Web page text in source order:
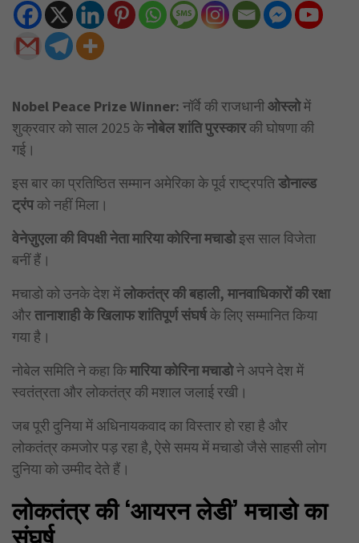
Nobel Peace Prize Winner: नॉर्वे की राजधानीओस्लोमें
शुक्रवार को साल 2025 केनोबेल शांति पुरस्कारकी घोषणा की
गई।
इस बार का प्रतिष्ठित सम्मान अमेरिका के पूर्व राष्ट्रपतिडोनाल्ड
ट्रंपको नहीं मिला।
वेनेज़ुएला की विपक्षी नेता मारिया कोरिना मचाडोइस साल विजेता
बनीं हैं।
मचाडो को उनके देश मेंलोकतंत्र की बहाली, मानवाधिकारों की रक्षा
औरतानाशाही के खिलाफ शांतिपूर्ण संघर्षके लिए सम्मानित किया
गया है।
नोबेल समिति ने कहा किमारिया कोरिना मचाडोने अपने देश में
स्वतंत्रता और लोकतंत्र की मशाल जलाई रखी।
जब पूरी दुनिया में अधिनायकवाद का विस्तार हो रहा है और
लोकतंत्र कमजोर पड़ रहा है, ऐसे समय में मचाडो जैसे साहसी लोग
दुनिया को उम्मीद देते हैं।
लोकतंत्र की ‘आयरन लेडी’ मचाडो का
संघर्ष